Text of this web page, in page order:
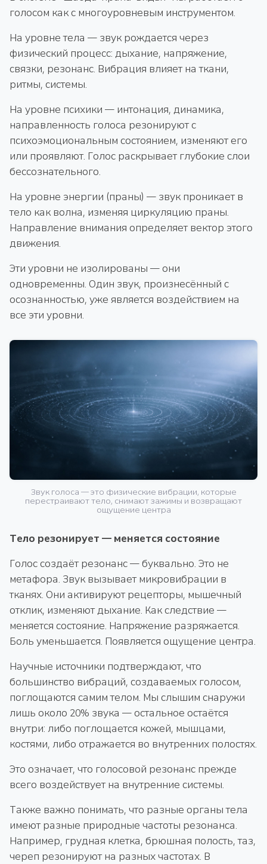
голосом как с многоуровневым инструментом.
На уровне тела — звук рождается через
физический процесс: дыхание, напряжение,
связки, резонанс. Вибрация влияет на ткани,
ритмы, системы.
На уровне психики — интонация, динамика,
направленность голоса резонируют с
психоэмоциональным состоянием, изменяют его
или проявляют. Голос раскрывает глубокие слои
бессознательного.
На уровне энергии (праны) — звук проникает в
тело как волна, изменяя циркуляцию праны.
Направление внимания определяет вектор этого
движения.
Эти уровни не изолированы — они
одновременны. Один звук, произнесённый с
осознанностью, уже является воздействием на
все эти уровни.
Звук голоса — это физические вибрации, которые
перестраивают тело, снимают зажимы и возвращают
ощущение центра
Тело резонирует — меняется состояние
Голос создаёт резонанс — буквально. Это не
метафора. Звук вызывает микровибрации в
тканях. Они активируют рецепторы, мышечный
отклик, изменяют дыхание. Как следствие —
меняется состояние. Напряжение разряжается.
Боль уменьшается. Появляется ощущение центра.
Научные источники подтверждают, что
большинство вибраций, создаваемых голосом,
поглощаются самим телом. Мы слышим снаружи
лишь около 20% звука — остальное остаётся
внутри: либо поглощается кожей, мышцами,
костями, либо отражается во внутренних полостях.
Это означает, что голосовой резонанс прежде
всего воздействует на внутренние системы.
Также важно понимать, что разные органы тела
имеют разные природные частоты резонанса.
Например, грудная клетка, брюшная полость, таз,
череп резонируют на разных частотах. В